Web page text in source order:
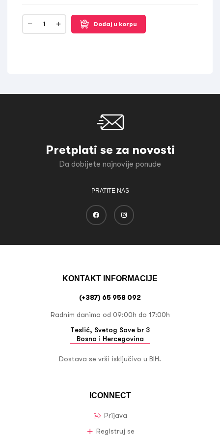
Dodaj u korpu
Pretplati se za novosti
Da dobijete najnovije ponude
PRATITE NAS
ICONNECT
Prijava
Registruj se
KONTAKT INFORMACIJE
(+387) 65 958 092
Radnim danima od 09:00h do 17:00h
Teslić, Svetog Save br 3
Bosna i Hercegovina
Dostava se vrši isključivo u BIH.